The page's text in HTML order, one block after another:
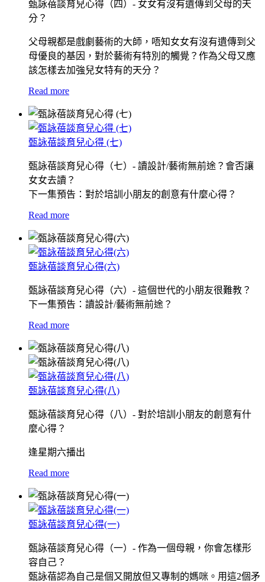
甄詠蓓談育兒心得（四）- 女女有沒有遺傳到父母的天
分？
父母親都是戲劇藝術的大師，唔知女女有沒有遺傳到父
母優良的基因，對於藝術有特別的觸覺？作為父母又應
該怎樣去加強兒女特有的天分？
Read more
甄詠蓓談育兒心得 (七)
甄詠蓓談育兒心得（七）- 讀設計/藝術無前途？會否讓
女女去讀？
下一集預告：對於培訓小朋友的創意有什麼心得？
Read more
甄詠蓓談育兒心得(六)
甄詠蓓談育兒心得（六）- 這個世代的小朋友很難教？
下一集預告：讀設計/藝術無前途？
Read more
甄詠蓓談育兒心得(八)
甄詠蓓談育兒心得（八）- 對於培訓小朋友的創意有什
麼心得？
逢星期六播出
Read more
甄詠蓓談育兒心得(一)
甄詠蓓談育兒心得（一）- 作為一個母親，你會怎樣形
容自己？
甄詠蓓認為自己是個又開放但又專制的媽咪。用這2個矛